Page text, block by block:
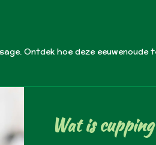
Ontdek hoe deze eeuwenoude
Wat is